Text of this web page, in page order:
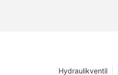
Hydraulikventil